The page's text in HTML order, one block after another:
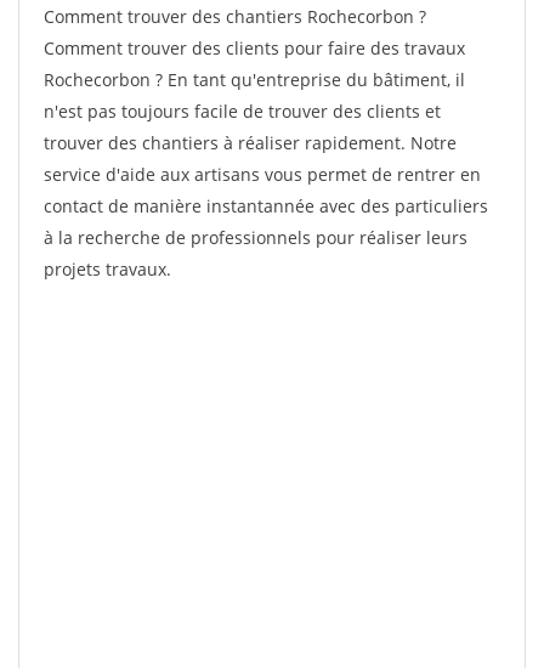
Comment trouver des chantiers Rochecorbon ?
Comment trouver des clients pour faire des travaux
Rochecorbon ? En tant qu'entreprise du bâtiment, il
n'est pas toujours facile de trouver des clients et
trouver des chantiers à réaliser rapidement. Notre
service d'aide aux artisans vous permet de rentrer en
contact de manière instantannée avec des particuliers
à la recherche de professionnels pour réaliser leurs
projets travaux.